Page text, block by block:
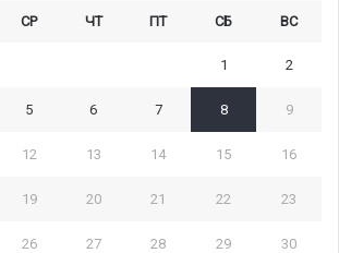
СР ЧТ ПТ СБ ВС
1 2
5 6 7 8 9
12 13 14 15 16
19 20 21 22 23
26 27 28 29 30